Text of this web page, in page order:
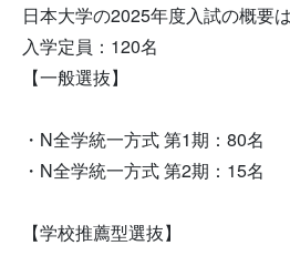
日本大学の2025年度入試の概要
入学定員：120名
【一般選抜】
・N全学統一方式 第1期：80名
・N全学統一方式 第2期：15名
【学校推薦型選抜】